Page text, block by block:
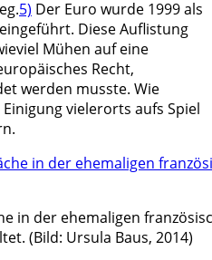
5) Der Euro wurde 1999 als
Diese Auflistung
Mühen auf eine
Recht,
werden musste. Wie
vielerorts aufs Spiel
in der ehemaligen
(Bild: Ursula Baus, 2014)